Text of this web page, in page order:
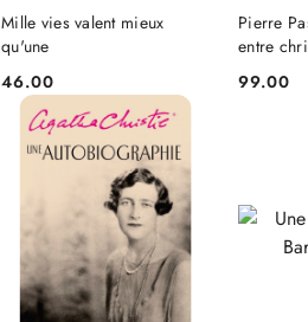
Mille vies valent mieux
qu'une
Cena:
46.00
DO KOSZYKA
Pierre
entre
Cena:
99.00